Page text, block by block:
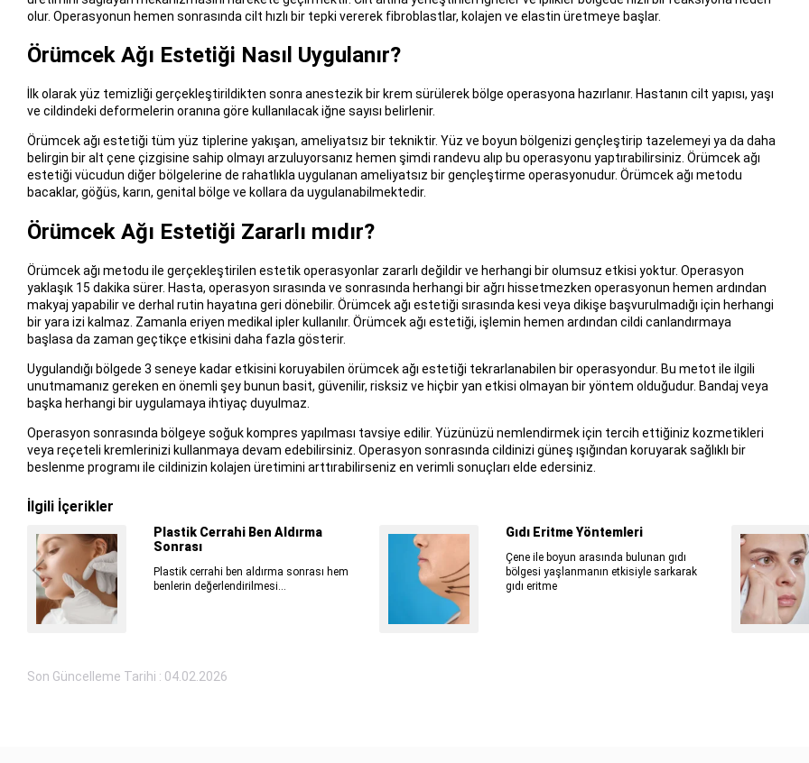
olur. Operasyonun hemen sonrasında cilt hızlı bir tepki vererek fibroblastlar, kolajen ve elastin üretmeye başlar.
Örümcek Ağı Estetiği Nasıl Uygulanır?
İlk olarak yüz temizliği gerçekleştirildikten sonra anestezik bir krem sürülerek bölge operasyona hazırlanır. Hastanın cilt yapısı, yaşı
ve cildindeki deformelerin oranına göre kullanılacak iğne sayısı belirlenir.
Örümcek ağı estetiği tüm yüz tiplerine yakışan, ameliyatsız bir tekniktir. Yüz ve boyun bölgenizi gençleştirip tazelemeyi ya da daha
belirgin bir alt çene çizgisine sahip olmayı arzuluyorsanız hemen şimdi randevu alıp bu operasyonu yaptırabilirsiniz. Örümcek ağı
estetiği vücudun diğer bölgelerine de rahatlıkla uygulanan ameliyatsız bir gençleştirme operasyonudur. Örümcek ağı metodu
bacaklar, göğüs, karın, genital bölge ve kollara da uygulanabilmektedir.
Örümcek Ağı Estetiği Zararlı mıdır?
Örümcek ağı metodu ile gerçekleştirilen estetik operasyonlar zararlı değildir ve herhangi bir olumsuz etkisi yoktur. Operasyon
yaklaşık 15 dakika sürer. Hasta, operasyon sırasında ve sonrasında herhangi bir ağrı hissetmezken operasyonun hemen ardından
makyaj yapabilir ve derhal rutin hayatına geri dönebilir. Örümcek ağı estetiği sırasında kesi veya dikişe başvurulmadığı için herhangi
bir yara izi kalmaz. Zamanla eriyen medikal ipler kullanılır. Örümcek ağı estetiği, işlemin hemen ardından cildi canlandırmaya
başlasa da zaman geçtikçe etkisini daha fazla gösterir.
Uygulandığı bölgede 3 seneye kadar etkisini koruyabilen örümcek ağı estetiği tekrarlanabilen bir operasyondur. Bu metot ile ilgili
unutmamanız gereken en önemli şey bunun basit, güvenilir, risksiz ve hiçbir yan etkisi olmayan bir yöntem olduğudur. Bandaj veya
başka herhangi bir uygulamaya ihtiyaç duyulmaz.
Operasyon sonrasında bölgeye soğuk kompres yapılması tavsiye edilir. Yüzünüzü nemlendirmek için tercih ettiğiniz kozmetikleri
veya reçeteli kremlerinizi kullanmaya devam edebilirsiniz. Operasyon sonrasında cildinizi güneş ışığından koruyarak sağlıklı bir
beslenme programı ile cildinizin kolajen üretimini arttırabilirseniz en verimli sonuçları elde edersiniz.
İlgili İçerikler
Plastik Cerrahi Ben Aldırma
Sonrası
Plastik cerrahi ben aldırma sonrası hem
benlerin değerlendirilmesi...
Gıdı Eritme Yöntemleri
Çene ile boyun arasında bulunan gıdı
bölgesi yaşlanmanın etkisiyle sarkarak
gıdı eritme
Son Güncelleme Tarihi : 04.02.2026